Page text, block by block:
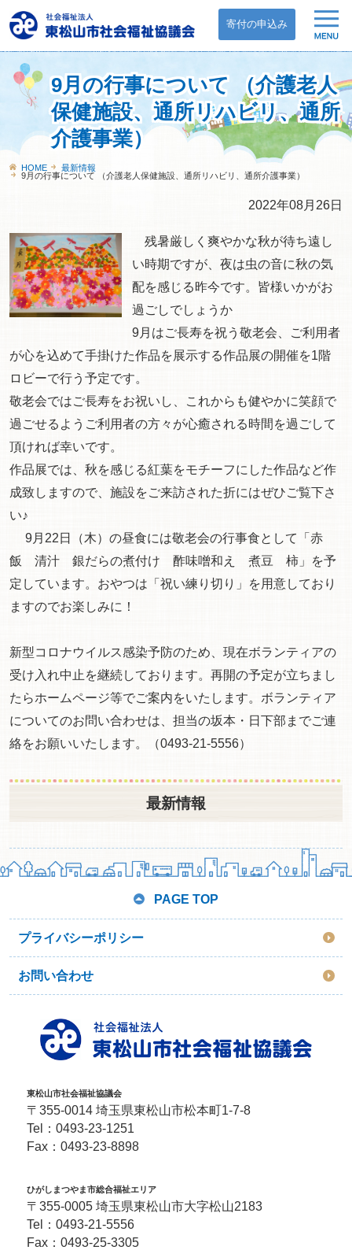
寄付の申込み
9月の行事について （介護老人
保健施設、通所リハビリ、通所
介護事業）
HOME
最新情報
9月の行事について （介護老人保健施設、通所リハビリ、通所介護事業）
2022年08月26日
残暑厳しく爽やかな秋が待ち遠し
い時期ですが、夜は虫の音に秋の気
配を感じる昨今です。皆様いかがお
過ごしでしょうか
9月はご長寿を祝う敬老会、ご利用者
が心を込めて手掛けた作品を展示する作品展の開催を1階
ロビーで行う予定です。
敬老会ではご長寿をお祝いし、これからも健やかに笑顔で
過ごせるようご利用者の方々が心癒される時間を過ごして
頂ければ幸いです。
作品展では、秋を感じる紅葉をモチーフにした作品など作
成致しますので、施設をご来訪された折にはぜひご覧下さ
い♪
9月22日（木）の昼食には敬老会の行事食として「赤
飯 清汁 銀だらの煮付け 酢味噌和え 煮豆 柿」を予
定しています。おやつは「祝い練り切り」を用意しており
ますのでお楽しみに！
新型コロナウイルス感染予防のため、現在ボランティアの
受け入れ中止を継続しております。再開の予定が立ちまし
たらホームページ等でご案内をいたします。ボランティア
についてのお問い合わせは、担当の坂本・日下部までご連
絡をお願いいたします。（0493-21-5556）
最新情報
PAGE TOP
プライバシーポリシー
お問い合わせ
東松山市社会福祉協議会
〒355-0014 埼玉県東松山市松本町1-7-8
Tel： 0493-23-1251
Fax：0493-23-8898
ひがしまつやま市総合福祉エリア
〒355-0005 埼玉県東松山市大字松山2183
Tel： 0493-21-5556
Fax：0493-25-3305